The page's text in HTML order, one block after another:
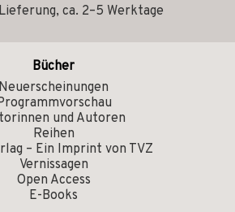
ca. 2–5 Werktage
Bücher
Neuerscheinungen
und Autoren
Reihen
– Ein Imprint von TVZ
Vernissagen
Open Access
E-Books